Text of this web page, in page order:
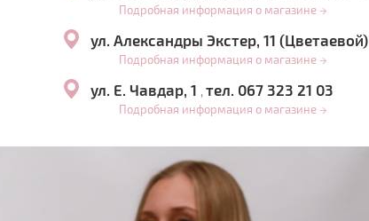
Подробная информация о магазине →
ул. Александры Экстер, 11 (Цветаевой)
Подробная информация о магазине →
ул. Е. Чавдар, 1 , тел. 067 323 21 03
Подробная информация о магазине →